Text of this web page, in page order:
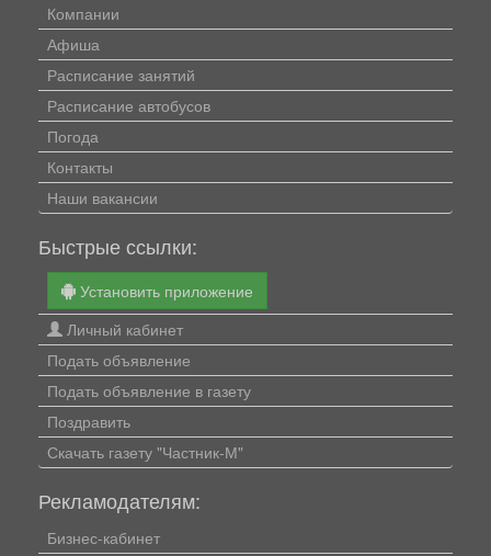
Компании
Афиша
Расписание занятий
Расписание автобусов
Погода
Контакты
Наши вакансии
Быстрые ссылки:
Установить приложение
Личный кабинет
Подать объявление
Подать объявление в газету
Поздравить
Скачать газету "Частник-М"
Рекламодателям:
Бизнес-кабинет